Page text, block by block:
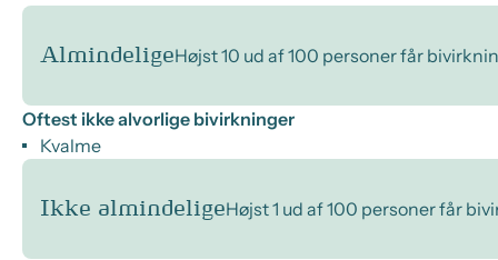
AlmindeligeHøjst 10 ud af 100 personer får
Oftest ikke alvorlige bivirkninger
Kvalme
Ikke almindeligeHøjst 1 ud af 100 personer får